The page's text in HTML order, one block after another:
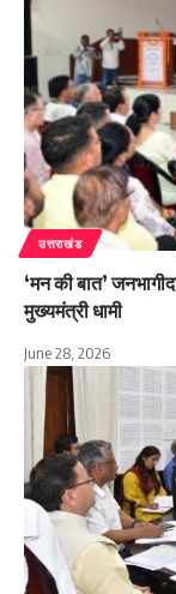
उत्तराखंड
‘मन की बात’
मुख्यमंत्री धामी
June 28, 2026